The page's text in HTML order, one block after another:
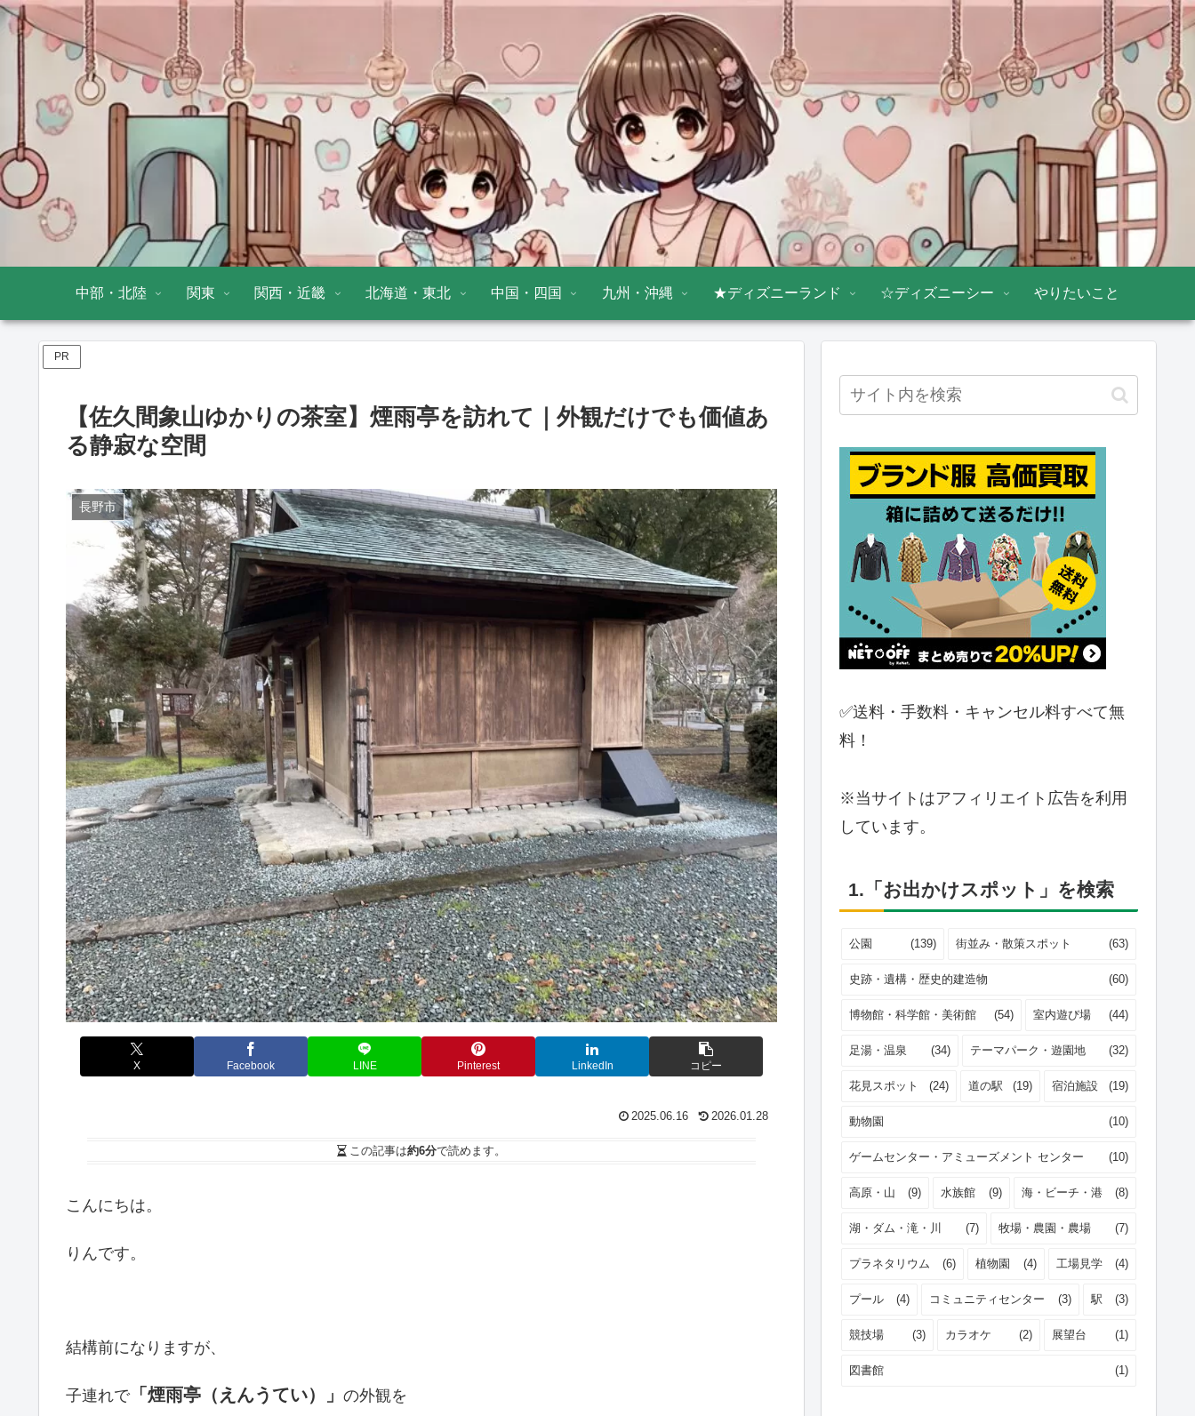
中部・北陸 関東 関西・近畿 北海道・東北 中国・四国 九州・沖縄 ★ディズニーランド ☆ディズニーシー やりたいこと
PR
【佐久間象山ゆかりの茶室】煙雨亭を訪れて｜外観だけでも価値あ
る静寂な空間
長野市
X Facebook LINE Pinterest LinkedIn コピー
2025.06.16 2026.01.28
この記事は約6分で読めます。
こんにちは。
りんです。
結構前になりますが、
子連れで「煙雨亭（えんうてい）」 の外観を
✅送料・手数料・キャンセル料すべて無
料！
※当サイトはアフィリエイト広告を利用
しています。
1.「お出かけスポット」を検索
公園 (139) 街並み・散策スポット (63)
史跡・遺構・歴史的建造物 (60)
博物館・科学館・美術館 (54) 室内遊び場 (44)
足湯・温泉 (34) テーマパーク・遊園地 (32)
花見スポット (24) 道の駅 (19) 宿泊施設 (19)
動物園 (10)
ゲームセンター・アミューズメント センター (10)
高原・山 (9) 水族館 (9) 海・ビーチ・港 (8)
湖・ダム・滝・川 (7) 牧場・農園・農場 (7)
プラネタリウム (6) 植物園 (4) 工場見学 (4)
プール (4) コミュニティセンター (3) 駅 (3)
競技場 (3) カラオケ (2) 展望台 (1)
図書館 (1)